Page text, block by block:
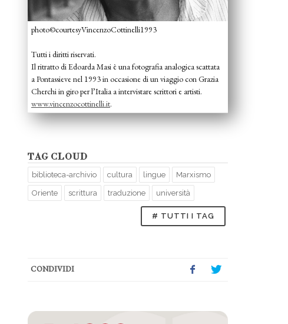
photo©courtesyVincenzoCottinelli1993
Tutti i diritti riservati.
Il ritratto di Edoarda Masi è una fotografia analogica scattata
a Pontassieve nel 1993 in occasione di un viaggio con Grazia
Cherchi in giro per l’Italia a intervistare scrittori e artisti.
www.vincenzocottinelli.it.
TAG CLOUD
biblioteca-archivio cultura lingue Marxismo
Oriente scrittura traduzione università
# TUTTI I TAG
CONDIVIDI